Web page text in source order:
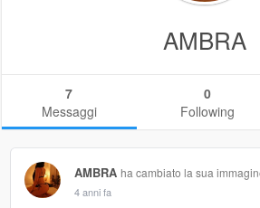
AMBRA
7
Messaggi
0
Following
AMBRA ha cambiato la sua
4 anni fa